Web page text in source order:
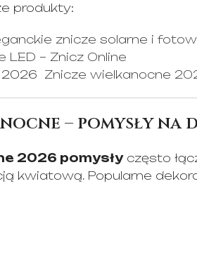
produkty:
znicze solarne i
LED – Znicz Online
2026 Znicze wielkanocne
– pomysły na
2026 pomysłyczęsto
kwiatową. Popularne